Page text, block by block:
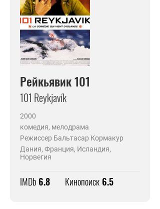
Рейкьявик 101
101 Reykjavík
2000
комедия, мелодрама
Режиссер Бальтасар Кормакур
Дания, Франция, Исландия,
Норвегия
IMDb 6.8 Кинопоиск 6.5